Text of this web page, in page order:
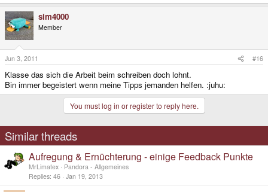
sim4000
Member
Jun 3, 2011 #16
Klasse das sich die Arbeit beim schreiben doch lohnt.
Bin immer begeistert wenn meine Tipps jemanden helfen. :juhu:
You must log in or register to reply here.
Similar threads
Aufregung & Ernüchterung - einige Feedback Punkte
MrLimatex
Pandora - Allgemeines
Replies 46 Jan 19, 2013